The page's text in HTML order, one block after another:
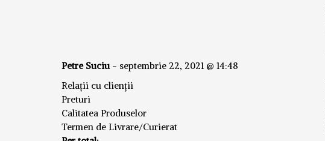
Petre Suciu - septembrie 22, 2021 @ 14:48
Relații cu clienții
Preturi
Calitatea Produselor
Termen de Livrare/Curierat